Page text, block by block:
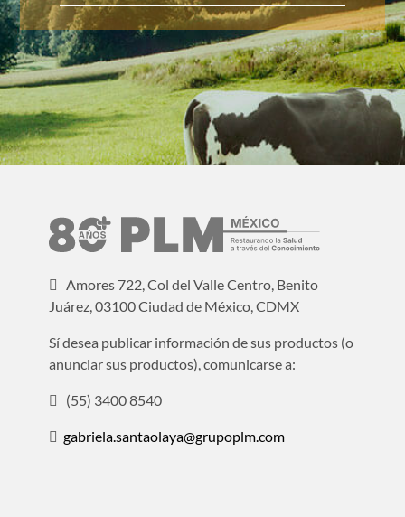
Amores 722, Col del Valle Centro, Benito
Juárez, 03100 Ciudad de México, CDMX
Sí desea publicar información de sus productos (o
anunciar sus productos), comunicarse a:
(55) 3400 8540
gabriela.santaolaya@grupoplm.com